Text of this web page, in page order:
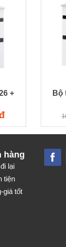
+
Bộ
hàng
lại
tiện
giá tốt